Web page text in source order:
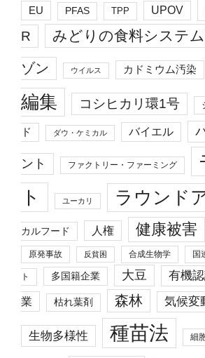
EU PFAS TPP UPOV
R
みどりの食料システ
ゾン ウイルス カドミウム汚染
編集
コシヒカリ環1号
ド ダウ・ケミカル バイエル
ント ファクトリー・ファーミング
ト
ユーカリ ラウンド
カルフード 人権 健康被害
原発事故 反貧困 合成生物学 国
ト 多国籍企業 大豆 有機
業 枯れ葉剤 森林 気候変
生物多様性 種苗法 細